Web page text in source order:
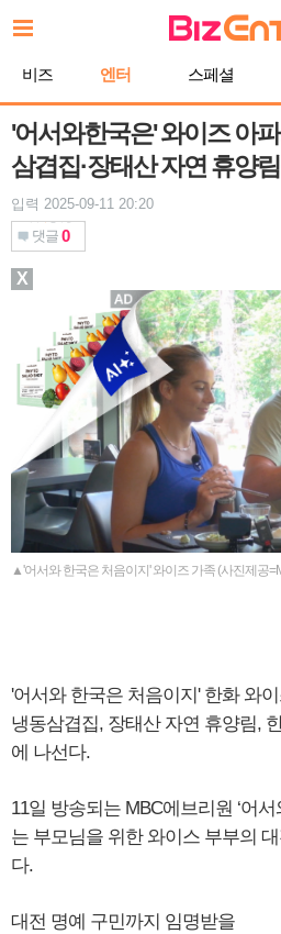
문
비즈 엔터 스페셜
'어서와한국은' 와이즈 아
삼겹집·장태산 자연 휴양
입력 2025-09-11 20:20
댓글 0
▲'어서와 한국은 처음이지' 와이즈 가족 (사진제공
'어서와 한국은 처음이지' 한화 와
냉동삼겹집, 장태산 자연 휴양림,
에 나선다.
11일 방송되는 MBC에브리원 ‘어
는 부모님을 위한 와이스 부부의
다.
대전 명예 구민까지 임명받을
X